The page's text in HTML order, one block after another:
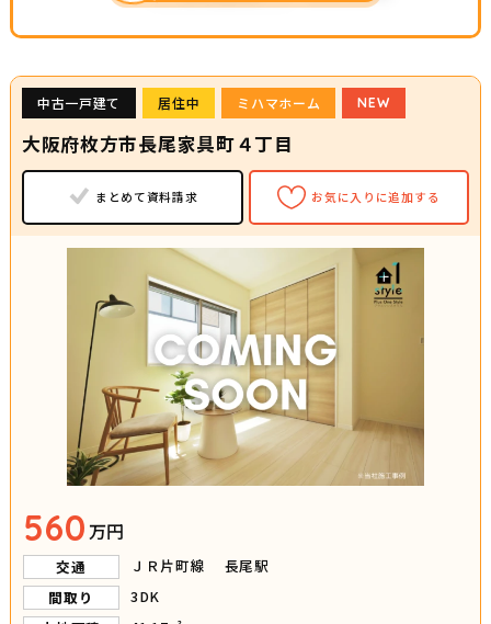
中古一戸建て 居住中 ミハマホーム NEW
大阪府枚方市長尾家具町４丁目
まとめて資料請求 お気に入りに追加する
560万円
交通
ＪＲ片町線 長尾駅
間取り
3DK